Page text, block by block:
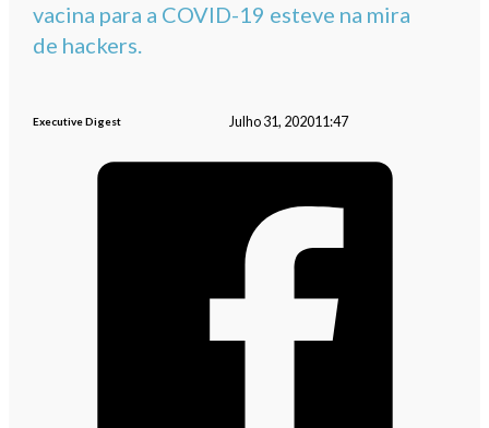
vacina para a COVID-19 esteve na mira
de hackers.
Executive Digest Julho 31, 202011:47